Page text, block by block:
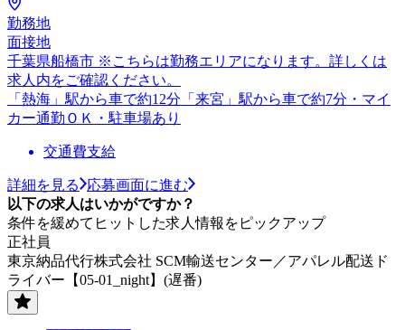
勤務地
面接地
千葉県船橋市 ※こちらは勤務エリアになります。詳しくは
求人内をご確認ください。
「熱海」駅から車で約12分「来宮」駅から車で約7分・マイ
カー通勤ＯＫ・駐車場あり
交通費支給
詳細を見る
応募画面に進む
以下の求人はいかがですか？
条件を緩めてヒットした求人情報をピックアップ
正社員
東京納品代行株式会社 SCM輸送センター／アパレル配送ド
ライバー【05-01_night】(遅番)